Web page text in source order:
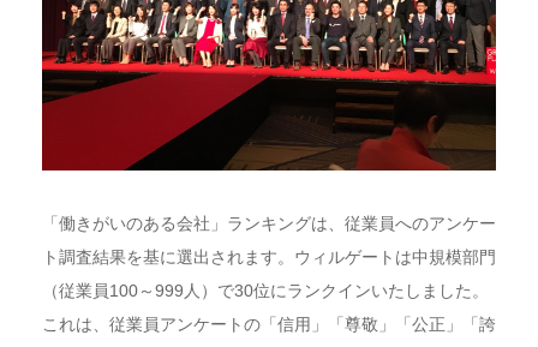
「働きがいのある会社」ランキングは、従業員へのアンケー
ト調査結果を基に選出されます。ウィルゲートは中規模部門
（従業員100～999人）で30位にランクインいたしました。
これは、従業員アンケートの「信用」「尊敬」「公正」「誇